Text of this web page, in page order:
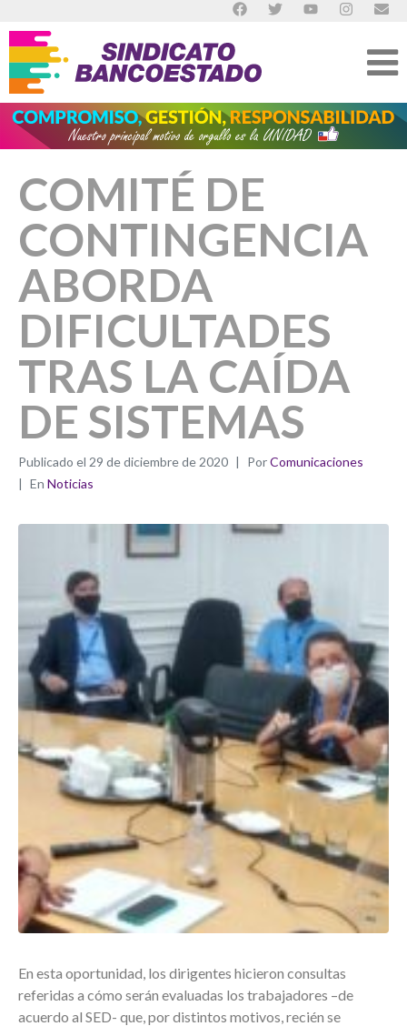
COMITÉ DE
CONTINGENCIA
ABORDA
DIFICULTADES
TRAS LA CAÍDA
DE SISTEMAS
Publicado el 29 de diciembre de 2020 PorComunicaciones
En Noticias
En esta oportunidad, los dirigentes hicieron consultas
referidas a cómo serán evaluadas los trabajadores –de
acuerdo al SED- que, por distintos motivos, recién se